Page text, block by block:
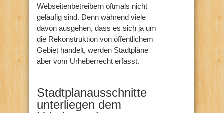
Webseitenbetreibern oftmals nicht
geläufig sind. Denn während viele
davon ausgehen, dass es sich ja um
die Rekonstruktion von öffentlichem
Gebiet handelt, werden Stadtpläne
aber vom Urheberrecht erfasst.
Stadtplanausschnitte
unterliegen dem